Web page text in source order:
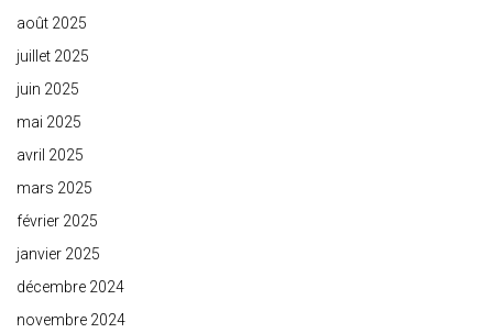
août 2025
juillet 2025
juin 2025
mai 2025
avril 2025
mars 2025
février 2025
janvier 2025
décembre 2024
novembre 2024